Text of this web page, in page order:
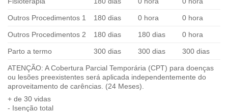
Outros Procedimentos 1 180 dias 0 hora 0 hora
Outros Procedimentos 2 180 dias 180 dias 0 hora
Parto a termo 300 dias 300 dias 300 dias
ATENÇÃO: A Cobertura Parcial Temporária (CPT) para doenças
ou lesões preexistentes será aplicada independentemente do
aproveitamento de carências. (24 Meses).
+ de 30 vidas
- Isenção total